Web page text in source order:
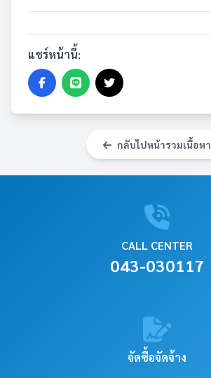
แชร์หน้านี้:
กลับไปหน้ารวมเนื้อหา
CALL CENTER
043-030117
จัดซื้อจัดจ้าง